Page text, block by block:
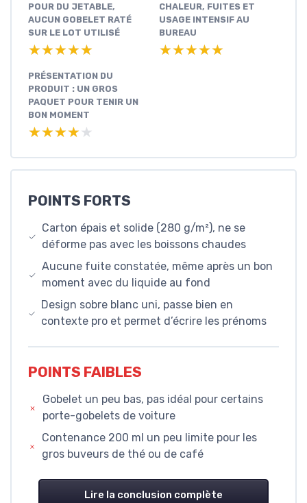
POUR DU JETABLE,
AUCUN GOBELET RATÉ
SUR LE LOT UTILISÉ
★★★★★
★★★★★
CHALEUR, FUITES ET
USAGE INTENSIF AU
BUREAU
★★★★★
★★★★★
PRÉSENTATION DU
PRODUIT : UN GROS
PAQUET POUR TENIR UN
BON MOMENT
★★★★★
★★★★★
POINTS FORTS
Carton épais et solide (280 g/m²), ne se
déforme pas avec les boissons chaudes
Aucune fuite constatée, même après un bon
moment avec du liquide au fond
Design sobre blanc uni, passe bien en
contexte pro et permet d’écrire les prénoms
POINTS FAIBLES
Gobelet un peu bas, pas idéal pour certains
porte-gobelets de voiture
Contenance 200 ml un peu limite pour les
gros buveurs de thé ou de café
Lire la conclusion complète